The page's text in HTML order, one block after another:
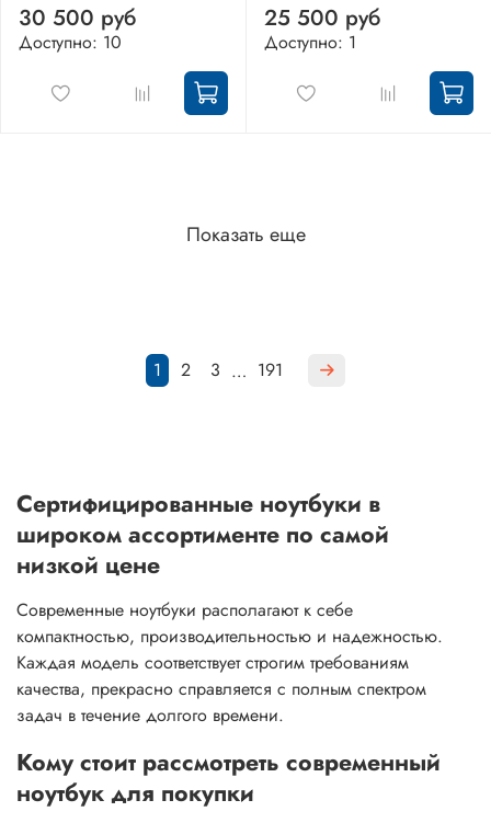
30 500 руб
Доступно: 10
25 500 руб
Доступно: 1
Показать еще
1 2 3 … 191
Сертифицированные ноутбуки в
широком ассортименте по самой
низкой цене
Современные ноутбуки располагают к себе
компактностью, производительностью и надежностью.
Каждая модель соответствует строгим требованиям
качества, прекрасно справляется с полным спектром
задач в течение долгого времени.
Кому стоит рассмотреть современный
ноутбук для покупки